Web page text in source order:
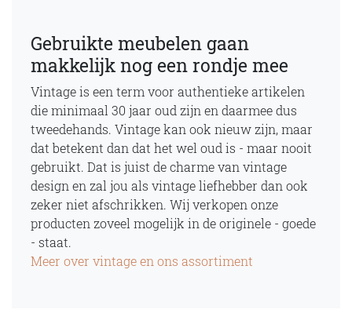
Gebruikte meubelen gaan
makkelijk nog een rondje mee
Vintage is een term voor authentieke artikelen
die minimaal 30 jaar oud zijn en daarmee dus
tweedehands. Vintage kan ook nieuw zijn, maar
dat betekent dan dat het wel oud is - maar nooit
gebruikt. Dat is juist de charme van vintage
design en zal jou als vintage liefhebber dan ook
zeker niet afschrikken. Wij verkopen onze
producten zoveel mogelijk in de originele - goede
- staat.
Meer over vintage en ons assortiment